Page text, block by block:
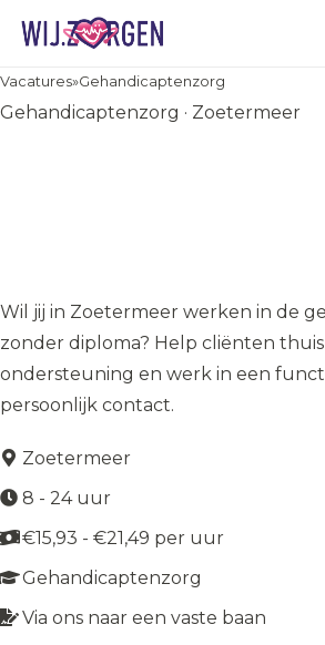
Vacatures»Gehandicaptenzorg
Gehandicaptenzorg · Zoetermeer
Wil jij in Zoetermeer werken in de
zonder diploma? Help cliënten
ondersteuning en werk in een
persoonlijk contact.
Zoetermeer
8 - 24 uur
€15,93 - €21,49 per uur
Gehandicaptenzorg
Via ons naar een vaste baan